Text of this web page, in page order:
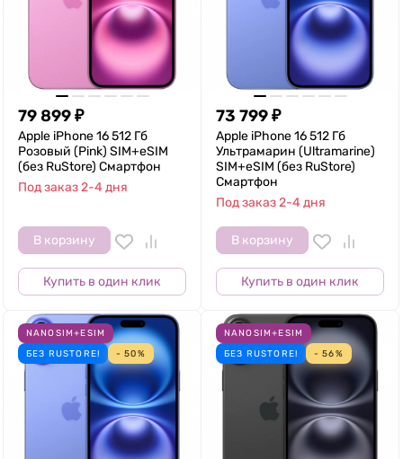
79 899₽
Apple iPhone 16 512 Гб
Розовый (Pink) SIM+eSIM
(без RuStore) Смартфон
Под заказ 2-4 дня
В корзину
Купить в один клик
73 799₽
Apple iPhone 16 512 Гб
Ультрамарин (Ultramarine)
SIM+eSIM (без RuStore)
Смартфон
Под заказ 2-4 дня
В корзину
Купить в один клик
NANOSIM+ESIM
БЕЗ RUSTORE!
- 50%
NANOSIM+ESIM
БЕЗ RUSTORE!
- 56%